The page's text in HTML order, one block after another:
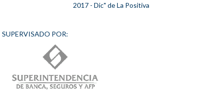
2017 - Dic" de La Positiva
SUPERVISADO POR: